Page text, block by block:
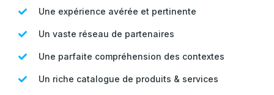
Une expérience avérée et pertinente
Un vaste réseau de partenaires
Une parfaite compréhension des contextes
Un riche catalogue de produits & services